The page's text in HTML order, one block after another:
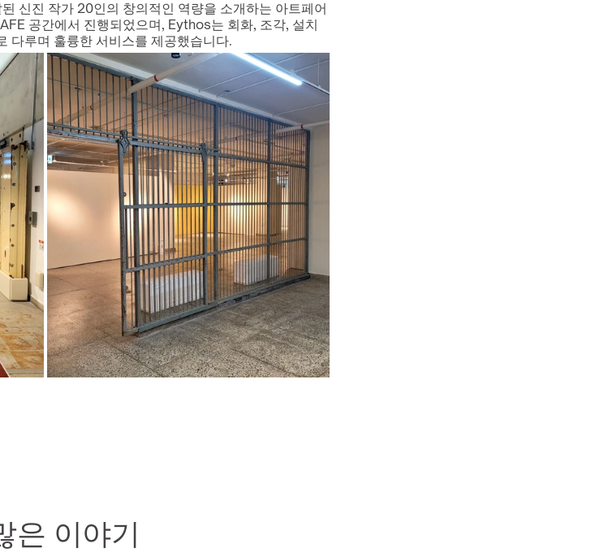
신진 작가 20인의 창의적인 역량을 소개하는 아트페어
공간에서 진행되었으며, Eythos는 회화, 조각, 설치
다루며 훌륭한 서비스를 제공했습니다.
은 이야기